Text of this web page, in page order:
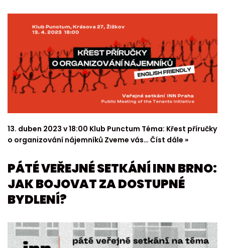
13. duben 2023 v 18:00 Klub Punctum Téma: Křest příručky
o organizování nájemníků Zveme vás… Číst dále »
PÁTÉ VEŘEJNÉ SETKÁNÍ INN BRNO:
JAK BOJOVAT ZA DOSTUPNÉ
BYDLENÍ?